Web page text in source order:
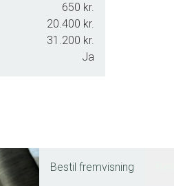
650 kr.
20.400 kr.
31.200 kr.
Ja
Bestil fremvisning